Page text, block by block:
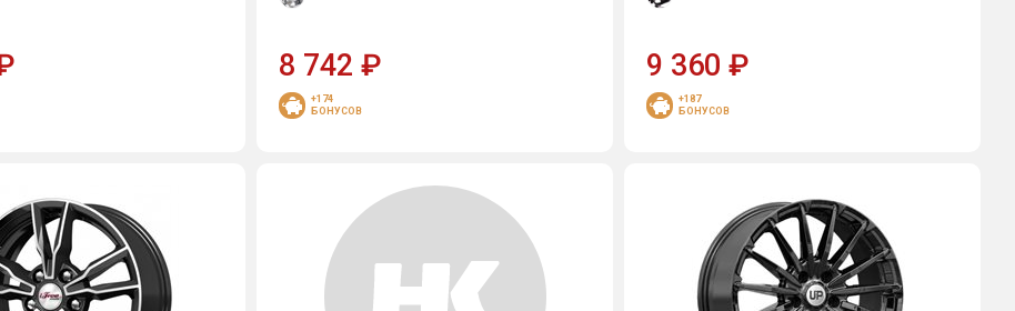
8 742₽
+174
БОНУСОВ
9 360₽
+187
БОНУСОВ